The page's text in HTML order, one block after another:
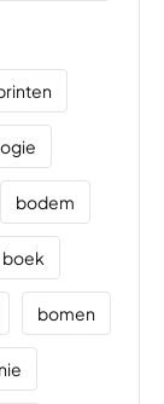
bodem
boek
bomen